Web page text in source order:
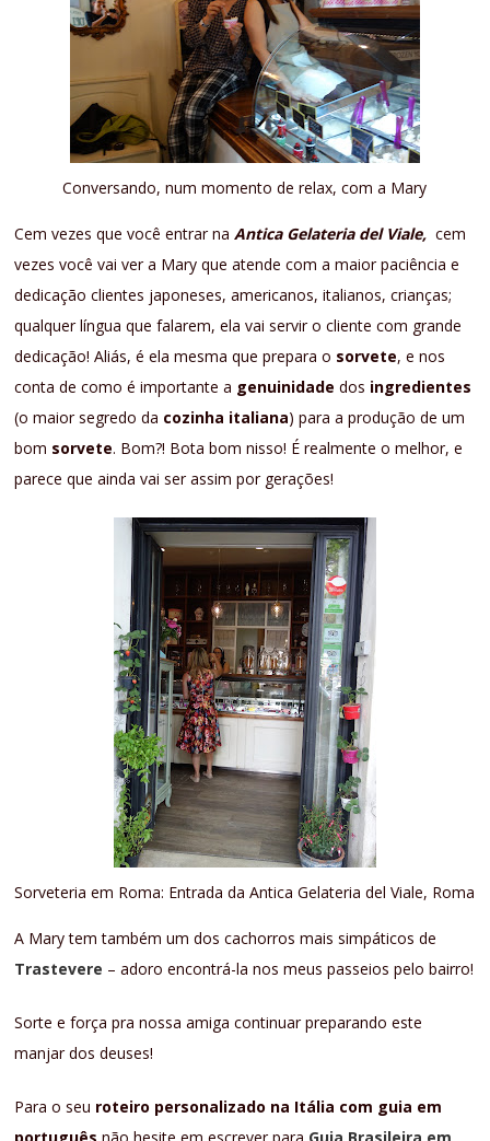
Conversando, num momento de relax, com a Mary
Cem vezes que você entrar naAntica Gelateria del Viale,cem
vezes você vai ver a Mary que atende com a maior paciência e
dedicação clientes japoneses, americanos, italianos, crianças;
qualquer língua que falarem, ela vai servir o cliente com grande
dedicação! Aliás, é ela mesma que prepara o sorvete, e nos
conta de como é importante a genuinidadedos ingredientes
(o maior segredo da cozinha italiana) para a produção de um
bom sorvete. Bom?! Bota bom nisso! É realmente o melhor, e
parece que ainda vai ser assim por gerações!
Sorveteria em Roma: Entrada da Antica Gelateria del Viale, Roma
A Mary tem também um dos cachorros mais simpáticos de
Trastevere – adoro encontrá-la nos meus passeios pelo bairro!
Sorte e força pra nossa amiga continuar preparando este
manjar dos deuses!
Para o seu roteiro personalizado na Itália com guia em